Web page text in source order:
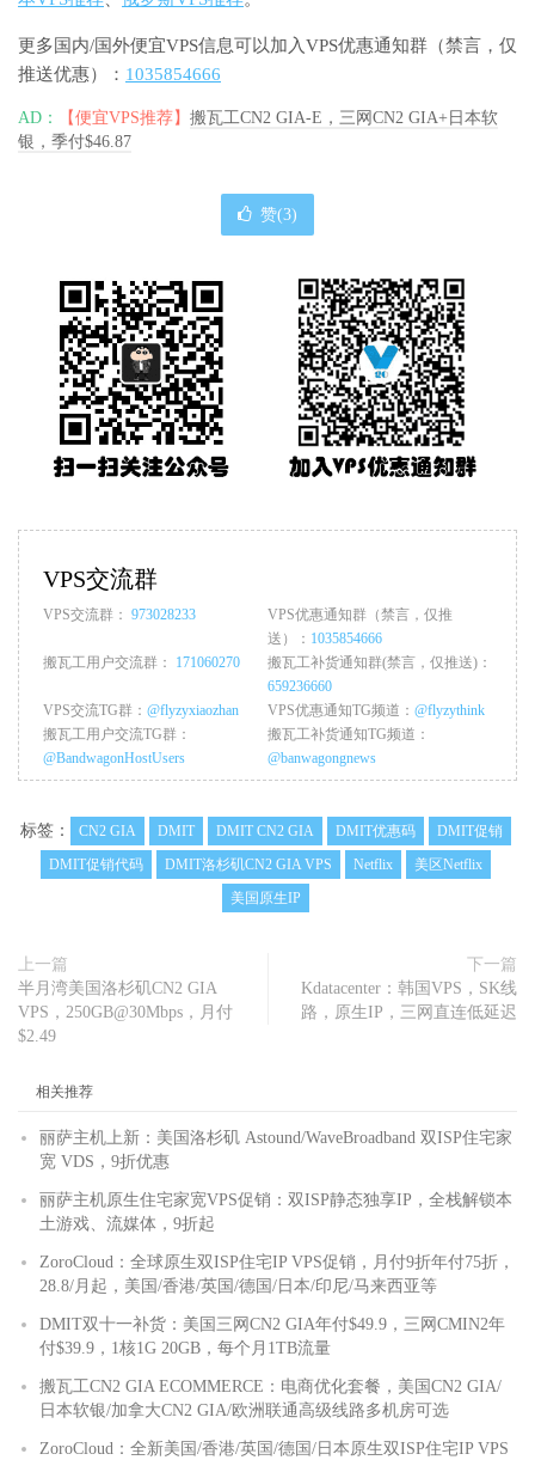
更多国内/国外便宜VPS信息可以加入VPS优惠通知群（禁言，仅
推送优惠）： 1035854666
AD： 【便宜VPS推荐】 搬瓦工CN2 GIA-E，三网CN2 GIA+日本软
银，季付$46.87
赞(3)
VPS交流群
VPS交流群： 973028233
VPS优惠通知群（禁言，仅推
送）： 1035854666
搬瓦工用户交流群： 171060270
搬瓦工补货通知群(禁言，仅推送)：
659236660
VPS交流TG群： @flyzyxiaozhan VPS优惠通知TG频道： @flyzythink
搬瓦工用户交流TG群：
@BandwagonHostUsers
搬瓦工补货通知TG频道：
@banwagongnews
标签： CN2 GIA DMIT DMIT CN2 GIA DMIT优惠码
DMIT促销
DMIT促销代码
DMIT洛杉矶CN2 GIA VPS Netflix
美区Netflix
美国原生IP
上一篇
半月湾美国洛杉矶CN2 GIA
VPS，250GB@30Mbps，月付
$2.49
下一篇
Kdatacenter：韩国VPS，SK线
路，原生IP，三网直连低延迟
相关推荐
丽萨主机上新：美国洛杉矶 Astound/WaveBroadband 双ISP住宅家
宽 VDS，9折优惠
丽萨主机原生住宅家宽VPS促销：双ISP静态独享IP，全栈解锁本
土游戏、流媒体，9折起
ZoroCloud：全球原生双ISP住宅IP VPS促销，月付9折年付75折，
28.8/月起，美国/香港/英国/德国/日本/印尼/马来西亚等
DMIT双十一补货：美国三网CN2 GIA年付$49.9，三网CMIN2年
付$39.9，1核1G 20GB，每个月1TB流量
搬瓦工CN2 GIA ECOMMERCE：电商优化套餐，美国CN2 GIA/
日本软银/加拿大CN2 GIA/欧洲联通高级线路多机房可选
ZoroCloud：全新美国/香港/英国/德国/日本原生双ISP住宅IP VPS